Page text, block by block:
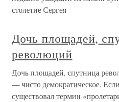
столетие Сергея
Дочь площадей,
революций
Дочь площадей, спутница
— чисто демократическое.
существовал термин